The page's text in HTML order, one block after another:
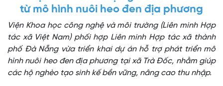
từ mô hình nuôi heo đen địa phương
Viện Khoa học công nghệ và môi trường (Liên minh Hợp
tác xã Việt Nam) phối hợp Liên minh Hợp tác xã thành
phố Đà Nẵng vừa triển khai dự án hỗ trợ phát triển mô
hình nuôi heo đen địa phương tại xã Trà Đốc, nhằm giúp
các hộ nghèo tạo sinh kế bền vững, nâng cao thu nhập.